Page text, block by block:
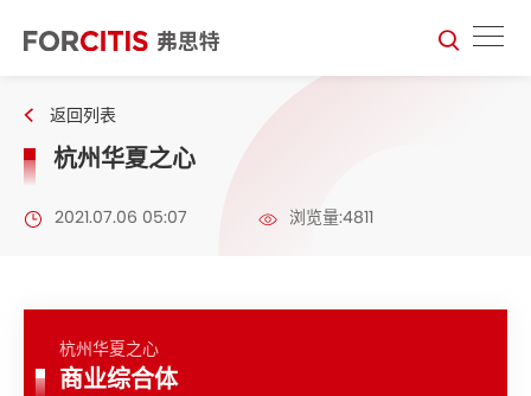
返回列表
杭州华夏之心
2021.07.06 05:07 浏览量:4811
杭州华夏之心
商业综合体